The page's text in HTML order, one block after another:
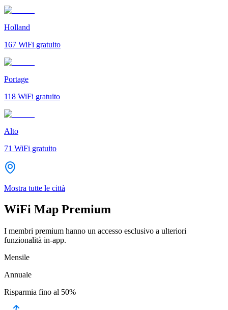
Holland
167 WiFi gratuito
Portage
118 WiFi gratuito
Alto
71 WiFi gratuito
Mostra tutte le città
WiFi Map Premium
I membri premium hanno un accesso esclusivo a ulteriori
funzionalità in-app.
Mensile
Annuale
Risparmia fino al 50%